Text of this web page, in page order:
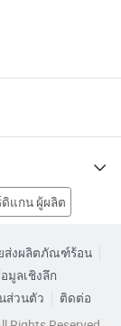
แกน ผู้ผลิต
ส่งผลิตภัณฑ์ร้อน
มูลเชิงลึก
ส่วนตัว
ติดต่อ